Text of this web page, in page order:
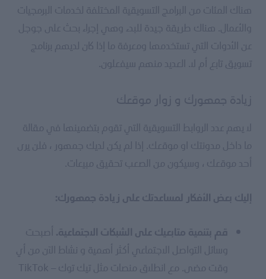
هناك المئات من البرامج التسويقية المختلفة لخدمات البرمجيات
والأعمال. هناك طريقة جيدة للبدء وهي إجراء بحث على جوجل
عن الأدوات التي تستخدمها ومعرفة ما إذا كان لديهم برنامج
تسويق تابع أم لا. العديد منهم سيفعلون.
زيادة جمهورك و زوار موقعك
لا يهم عدد الروابط التسويقية التي تقوم بتضمينها في مقالة
ما داخل مدونتك او موقعك. إذا لم يكن لديك جمهور ، فلن يرى
أحد موقعك ، وسيكون من الصعب تحقيق مبيعات.
إليك بعض الأفكار لمساعدتك على زيادة جمهورك:
قم بتنمية متابعيك على الشبكات الاجتماعية. أصبحت
وسائل التواصل الاجتماعي أكثر أهمية و نشاط الآن من أي
وقت مضى. مع انطلاق منصات مثل تيك توك – TikTok